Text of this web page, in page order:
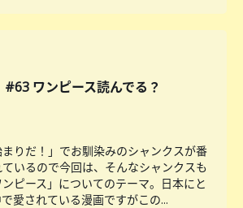
#63 ワンピース読んでる？
まりだ！」でお馴染みのシャンクスが番
いるので今回は、そんなシャンクスも
ピース」についてのテーマ。日本にと
愛されている漫画ですがこの...